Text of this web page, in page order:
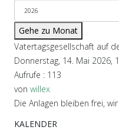
Gehe zu Monat
Vatertagsgesellschaft auf
Donnerstag, 14. Mai 2026,
Aufrufe : 113
von willex
Die Anlagen bleiben frei,
KALENDER